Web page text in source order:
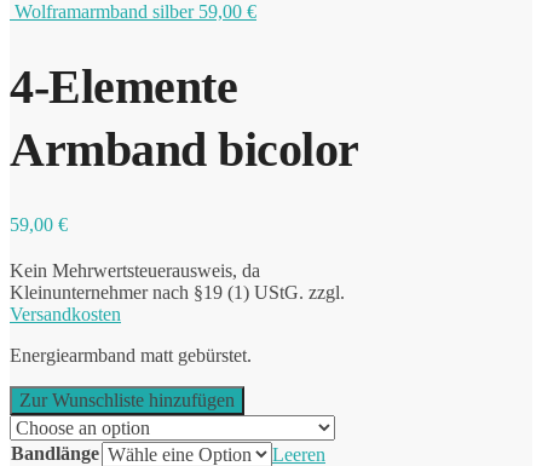
Wolframarmband silber 59,00 €
4-Elemente
Armband bicolor
59,00 €
Kein Mehrwertsteuerausweis, da
Kleinunternehmer nach §19 (1) UStG. zzgl.
Versandkosten
Energiearmband matt gebürstet.
Zur Wunschliste hinzufügen
Bandlänge
Leeren